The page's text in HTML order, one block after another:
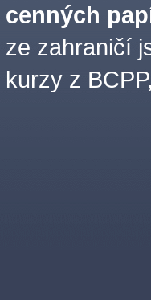
cenných
ze zahraničí
kurzy z